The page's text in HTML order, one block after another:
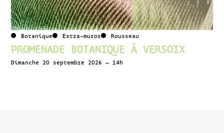
Botanique Extra-muros Rousseau
PROMENADE BOTANIQUE À VERSOIX
Dimanche 20 septembre 2026 – 14h